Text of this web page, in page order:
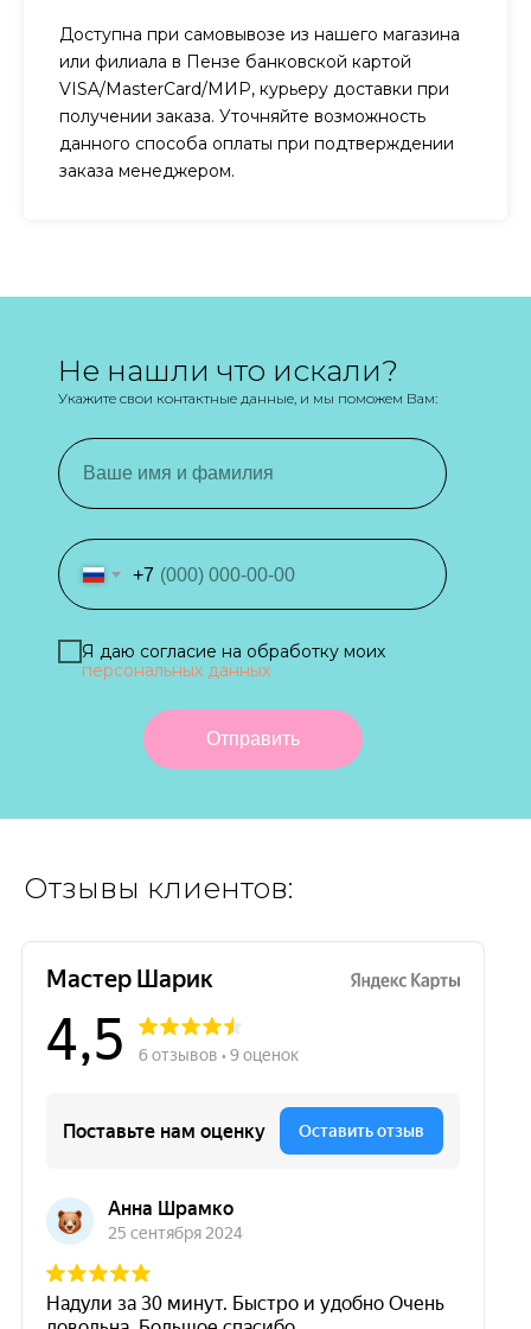
Доступна при самовывозе из нашего магазина
или филиала в Пензе банковской картой
VISA/MasterCard/МИР, курьеру доставки при
получении заказа. Уточняйте возможность
данного способа оплаты при подтверждении
заказа менеджером.
+7
Я даю согласие на обработку моих
персональных данных
Отправить
Не нашли что искали?
Укажите свои контактные данные, и мы поможем Вам:
Отзывы клиентов: